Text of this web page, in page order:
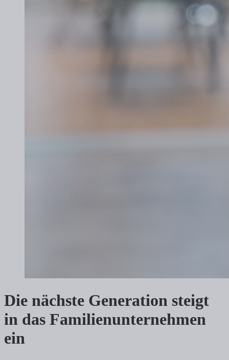
Die nächste Generation steigt
in das Familienunternehmen
ein